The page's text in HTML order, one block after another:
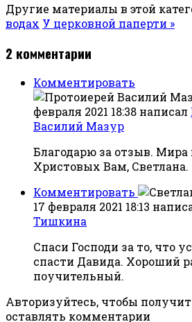
Другие материалы в этой
водах У церковной паперти »
2 комментарии
Комментировать
февраля 2021 18:38 написал
Василий Мазур
Благодарю за отзыв. Мира
Христовых Вам, Светлана.
Комментировать
17 февраля 2021 18:13
Тишкина
Спаси Господи за то, что
спасти Давида. Хороший
поучительный.
Авторизуйтесь, чтобы
оставлять комментарии